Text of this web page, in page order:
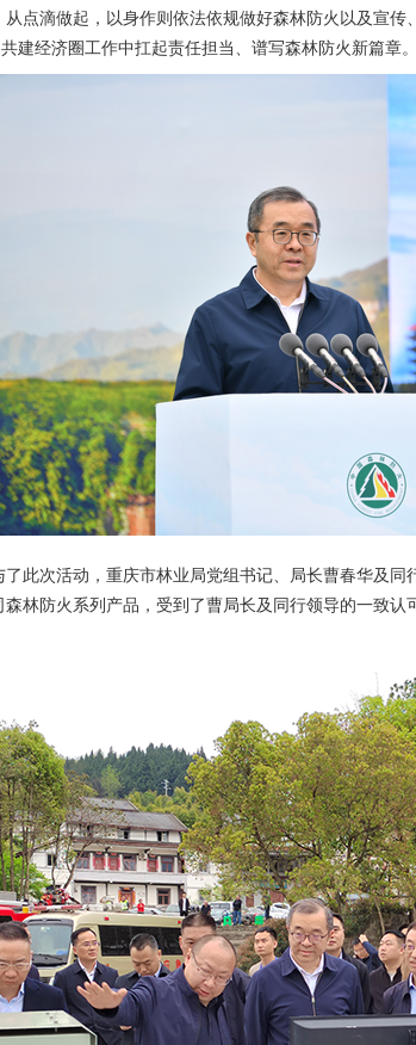
点滴做起，以身作则依法依规做好森林防火以及宣
建经济圈工作中扛起责任担当、谱写森林防火新篇章。
此次活动，重庆市林业局党组书记、局长曹春华及
林防火系列产品，受到了曹局长及同行领导的一致认